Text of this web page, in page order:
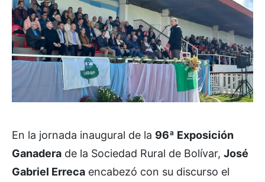
En la jornada inaugural de la 96ª Exposición
Ganadera de la Sociedad Rural de Bolívar, José
Gabriel Erreca encabezó con su discurso el